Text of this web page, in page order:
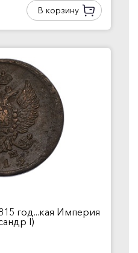
В корзину
год...кая Империя
I)